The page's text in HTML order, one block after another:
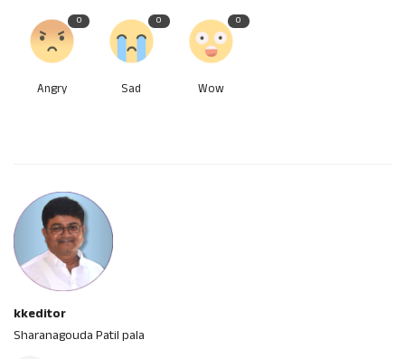
0
Angry
0
Sad
0
Wow
kkeditor
Sharanagouda Patil pala